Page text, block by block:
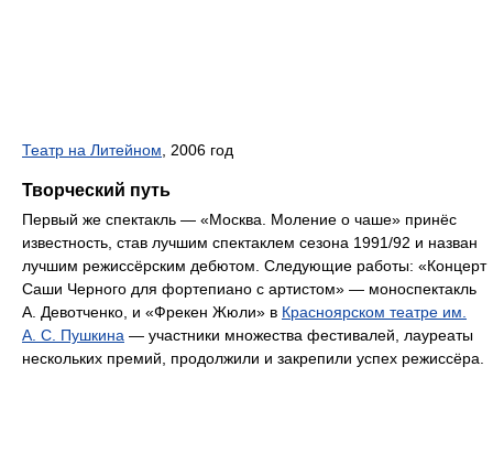
Театр на Литейном , 2006 год
Творческий путь
Первый же спектакль — «Москва. Моление о чаше» принёс
известность, став лучшим спектаклем сезона 1991/92 и назван
лучшим режиссёрским дебютом. Следующие работы: «Концерт
Саши Черного для фортепиано с артистом» — моноспектакль
А. Девотченко, и «Фрекен Жюли» в Красноярском театре им.
А. С. Пушкина — участники множества фестивалей, лауреаты
нескольких премий, продолжили и закрепили успех режиссёра.